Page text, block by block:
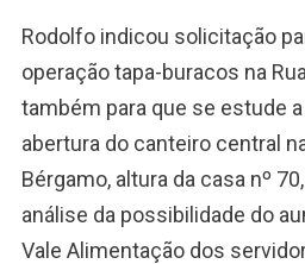
Rodolfo indicou solicitação
operação tapa-buracos na
também para que se estude
abertura do canteiro central
Bérgamo, altura da casa nº
análise da possibilidade do
Vale Alimentação dos